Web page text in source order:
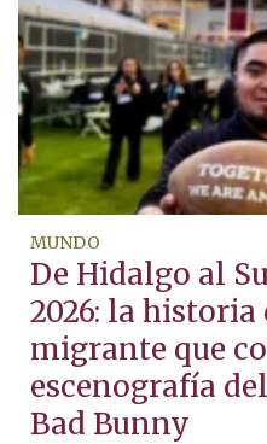
MUNDO
De Hidalgo al
2026: la historia
migrante que
escenografía
Bad Bunny